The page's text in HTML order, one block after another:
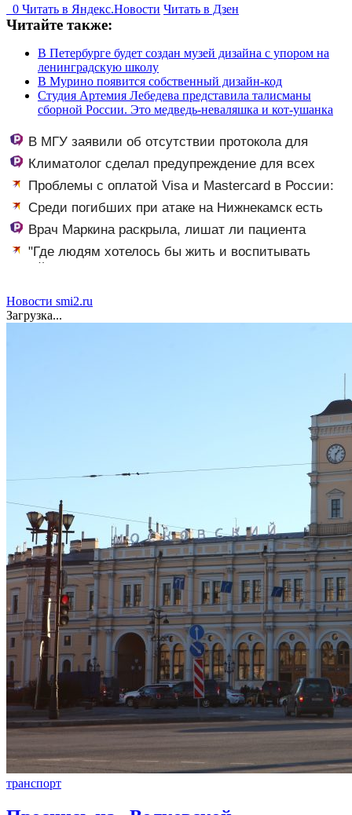
0 Читать в Яндекс.Новости Читать в Дзен
Читайте также:
В Петербурге будет создан музей дизайна с упором на
ленинградскую школу
В Мурино появится собственный дизайн-код
Студия Артемия Лебедева представила талисманы
сборной России. Это медведь-неваляшка и кот-ушанка
В МГУ заявили об отсутствии протокола для
встречи с инопланетянами
Климатолог сделал предупреждение для всех
россиян
Проблемы с оплатой Visa и Mastercard в России:
последние новости на 10 августа 2026 года
Среди погибших при атаке на Нижнекамск есть
граждане Узбекистана и Таджикистана
Врач Маркина раскрыла, лишат ли пациента
лекарств при отказе от диспансеризации
"Где людям хотелось бы жить и воспитывать
детей": Путин обсудил, какими должны быть города
Новости smi2.ru
Загрузка...
транспорт